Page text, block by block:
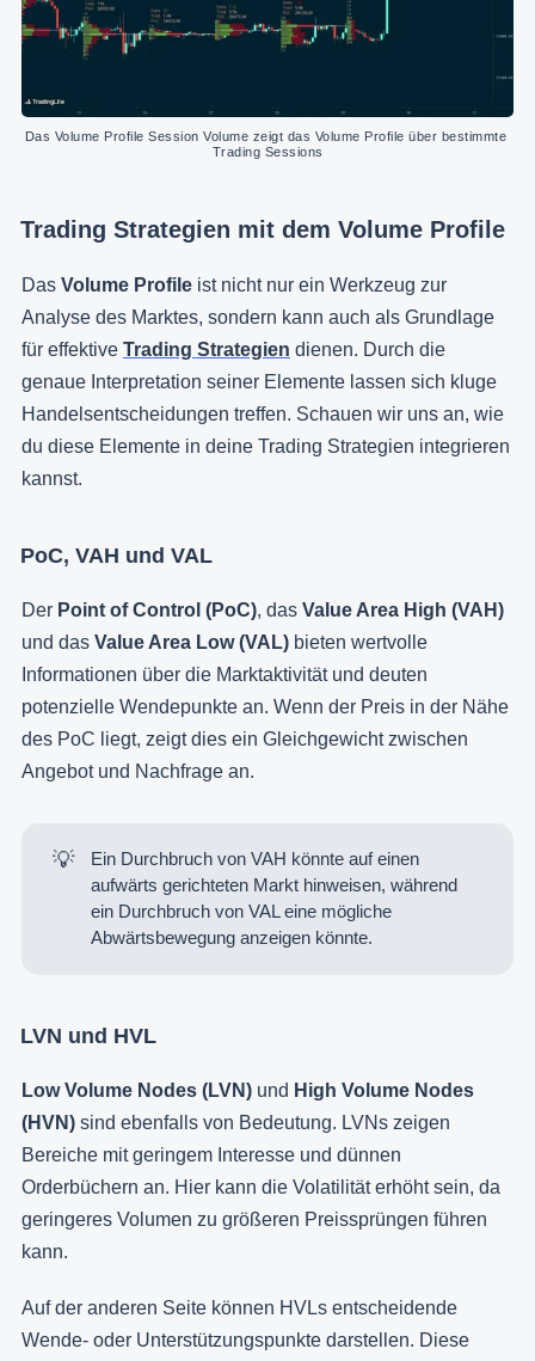
Das Volume Profile Session Volume zeigt das Volume Profile über bestimmte
Trading Sessions
Trading Strategien mit dem Volume Profile
Das Volume Profile ist nicht nur ein Werkzeug zur
Analyse des Marktes, sondern kann auch als Grundlage
für effektive Trading Strategien dienen. Durch die
genaue Interpretation seiner Elemente lassen sich kluge
Handelsentscheidungen treffen. Schauen wir uns an, wie
du diese Elemente in deine Trading Strategien integrieren
kannst.
PoC, VAH und VAL
Der Point of Control (PoC), das Value Area High (VAH)
und das Value Area Low (VAL) bieten wertvolle
Informationen über die Marktaktivität und deuten
potenzielle Wendepunkte an. Wenn der Preis in der Nähe
des PoC liegt, zeigt dies ein Gleichgewicht zwischen
Angebot und Nachfrage an.
💡
Ein Durchbruch von VAH könnte auf einen
aufwärts gerichteten Markt hinweisen, während
ein Durchbruch von VAL eine mögliche
Abwärtsbewegung anzeigen könnte.
LVN und HVL
Low Volume Nodes (LVN) und High Volume Nodes
(HVN) sind ebenfalls von Bedeutung. LVNs zeigen
Bereiche mit geringem Interesse und dünnen
Orderbüchern an. Hier kann die Volatilität erhöht sein, da
geringeres Volumen zu größeren Preissprüngen führen
kann.
Auf der anderen Seite können HVLs entscheidende
Wende- oder Unterstützungspunkte darstellen. Diese